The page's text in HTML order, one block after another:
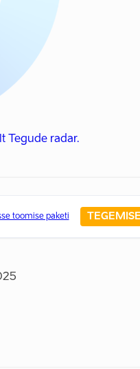
Tegude radar.
toomise paketi